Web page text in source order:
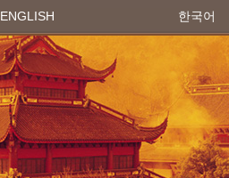
ENGLISH 한국어